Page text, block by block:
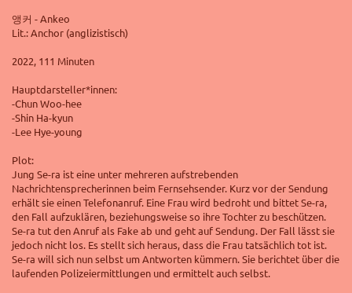
앵커 - Ankeo
Lit.: Anchor (anglizistisch)
2022, 111 Minuten
Hauptdarsteller*innen:
-Chun Woo-hee
-Shin Ha-kyun
-Lee Hye-young
Plot:
Jung Se-ra ist eine unter mehreren aufstrebenden
Nachrichtensprecherinnen beim Fernsehsender. Kurz vor der Sendung
erhält sie einen Telefonanruf. Eine Frau wird bedroht und bittet Se-ra,
den Fall aufzuklären, beziehungsweise so ihre Tochter zu beschützen.
Se-ra tut den Anruf als Fake ab und geht auf Sendung. Der Fall lässt sie
jedoch nicht los. Es stellt sich heraus, dass die Frau tatsächlich tot ist.
Se-ra will sich nun selbst um Antworten kümmern. Sie berichtet über die
laufenden Polizeiermittlungen und ermittelt auch selbst.